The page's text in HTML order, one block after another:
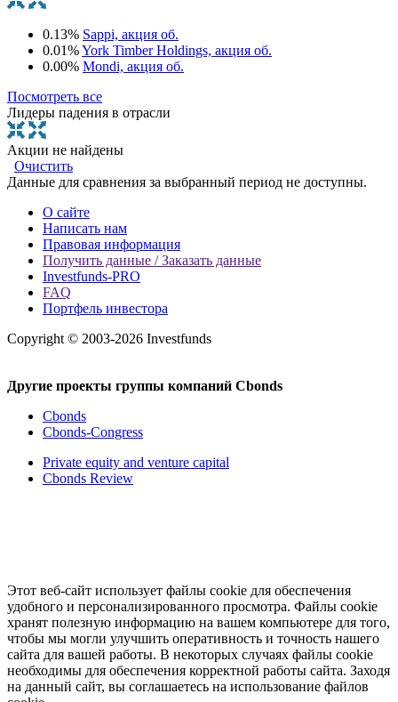
0.13% Sappi, акция об.
0.01%York Timber Holdings, акция об.
0.00% Mondi, акция об.
Посмотреть все
Лидеры падения в отрасли
Акции не найдены
Очистить
Данные для сравнения за выбранный период не доступны.
О сайте
Написать нам
Правовая информация
Получить данные / Заказать данные
Investfunds-PRO
FAQ
Портфель инвестора
Copyright © 2003-2026 Investfunds
Другие проекты группы компаний Cbonds
Cbonds
Cbonds-Congress
Private equity and venture capital
Cbonds Review
Этот веб-сайт использует файлы cookie для обеспечения
удобного и персонализированного просмотра. Файлы cookie
хранят полезную информацию на вашем компьютере для того,
чтобы мы могли улучшить оперативность и точность нашего
сайта для вашей работы. В некоторых случаях файлы cookie
необходимы для обеспечения корректной работы сайта. Заходя
на данный сайт, вы соглашаетесь на использование файлов